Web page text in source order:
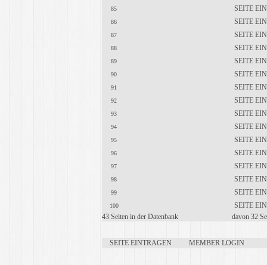
85 SEITE
86 SEITE
87 SEITE
88 SEITE
89 SEITE
90 SEITE
91 SEITE
92 SEITE
93 SEITE
94 SEITE
95 SEITE
96 SEITE
97 SEITE
98 SEITE
99 SEITE
100
SEITE
43 Seiten in der Datenbank
davon 32
SEITE EINTRAGEN MEMBER LOGIN